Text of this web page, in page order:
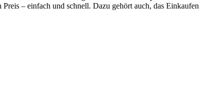
– einfach und schnell. Dazu gehört auch, das Einkaufen